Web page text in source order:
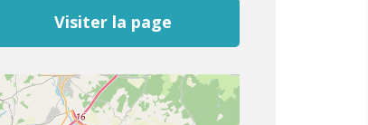
Visiter la page